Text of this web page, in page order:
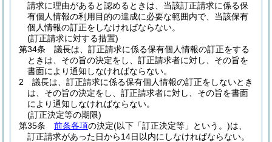
請求に理由があると認めるときは、当該訂正請求に係る保
有個人情報の利用目的の達成に必要な範囲内で、当該保有
個人情報の訂正をしなければならない。
(訂正請求に対する措置)
第34条
議長は、訂正請求に係る保有個人情報の訂正をする
ときは、その旨の決定をし、訂正請求者に対し、その旨を
書面により通知しなければならない。
2
議長は、訂正請求に係る保有個人情報の訂正をしないとき
は、その旨の決定をし、訂正請求者に対し、その旨を書面
により通知しなければならない。
(訂正決定等の期限)
第35条
前条各項の決定(以下「訂正決定等」という。)は、
訂正請求があった日から14日以内にしなければならない。